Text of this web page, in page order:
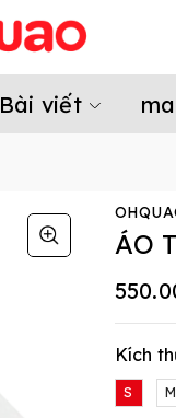
Bài viết
ÁO
Kích
S M